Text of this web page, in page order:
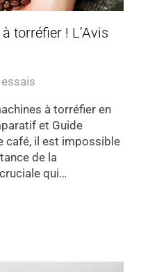
torréfier ! L’Avis
à torréfier en
et Guide
café, il est impossible
de la
qui…